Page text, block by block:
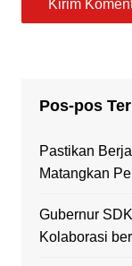
Pos-pos
Pastikan
Matangkan
Gubernur
Kolaborasi